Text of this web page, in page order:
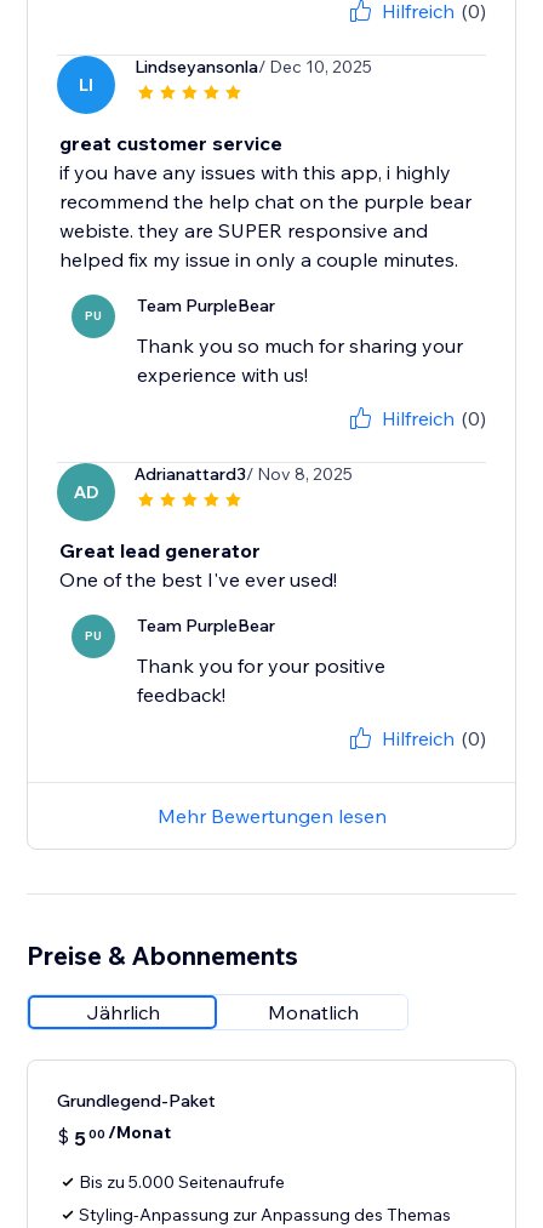
Hilfreich (0)
LI
Lindseyansonla/ Dec 10, 2025
great customer service
if you have any issues with this app, i highly
recommend the help chat on the purple bear
webiste. they are SUPER responsive and
helped fix my issue in only a couple minutes.
PU Team PurpleBear
Thank you so much for sharing your
experience with us!
Hilfreich (0)
AD
Adrianattard3/ Nov 8, 2025
Great lead generator
One of the best I've ever used!
PU Team PurpleBear
Thank you for your positive
feedback!
Hilfreich (0)
Mehr Bewertungen lesen
Preise & Abonnements
Jährlich Monatlich
Grundlegend-Paket
$ 500 /Monat
Bis zu 5.000 Seitenaufrufe
Styling-Anpassung zur Anpassung des Themas